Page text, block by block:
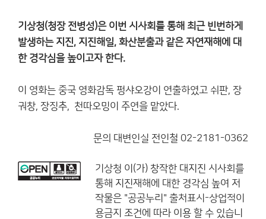
기상청(청장 전병성)은 이번 시사회를 통해 최근 빈번하게
발생하는 지진, 지진해일, 화산분출과 같은 자연재해에 대
한 경각심을 높이고자 한다.
이 영화는 중국 영화감독 펑샤오강이 연출하였고 쉬판, 장
궈창, 장징추, 천따오밍이 주연을 맡았다.
문의 대변인실 전인철 02-2181-0362
기상청 이(가) 창작한 대지진 시사회를
통해 지진재해에 대한 경각심 높여 저
작물은 "공공누리" 출처표시-상업적이
용금지 조건에 따라 이용 할 수 있습니